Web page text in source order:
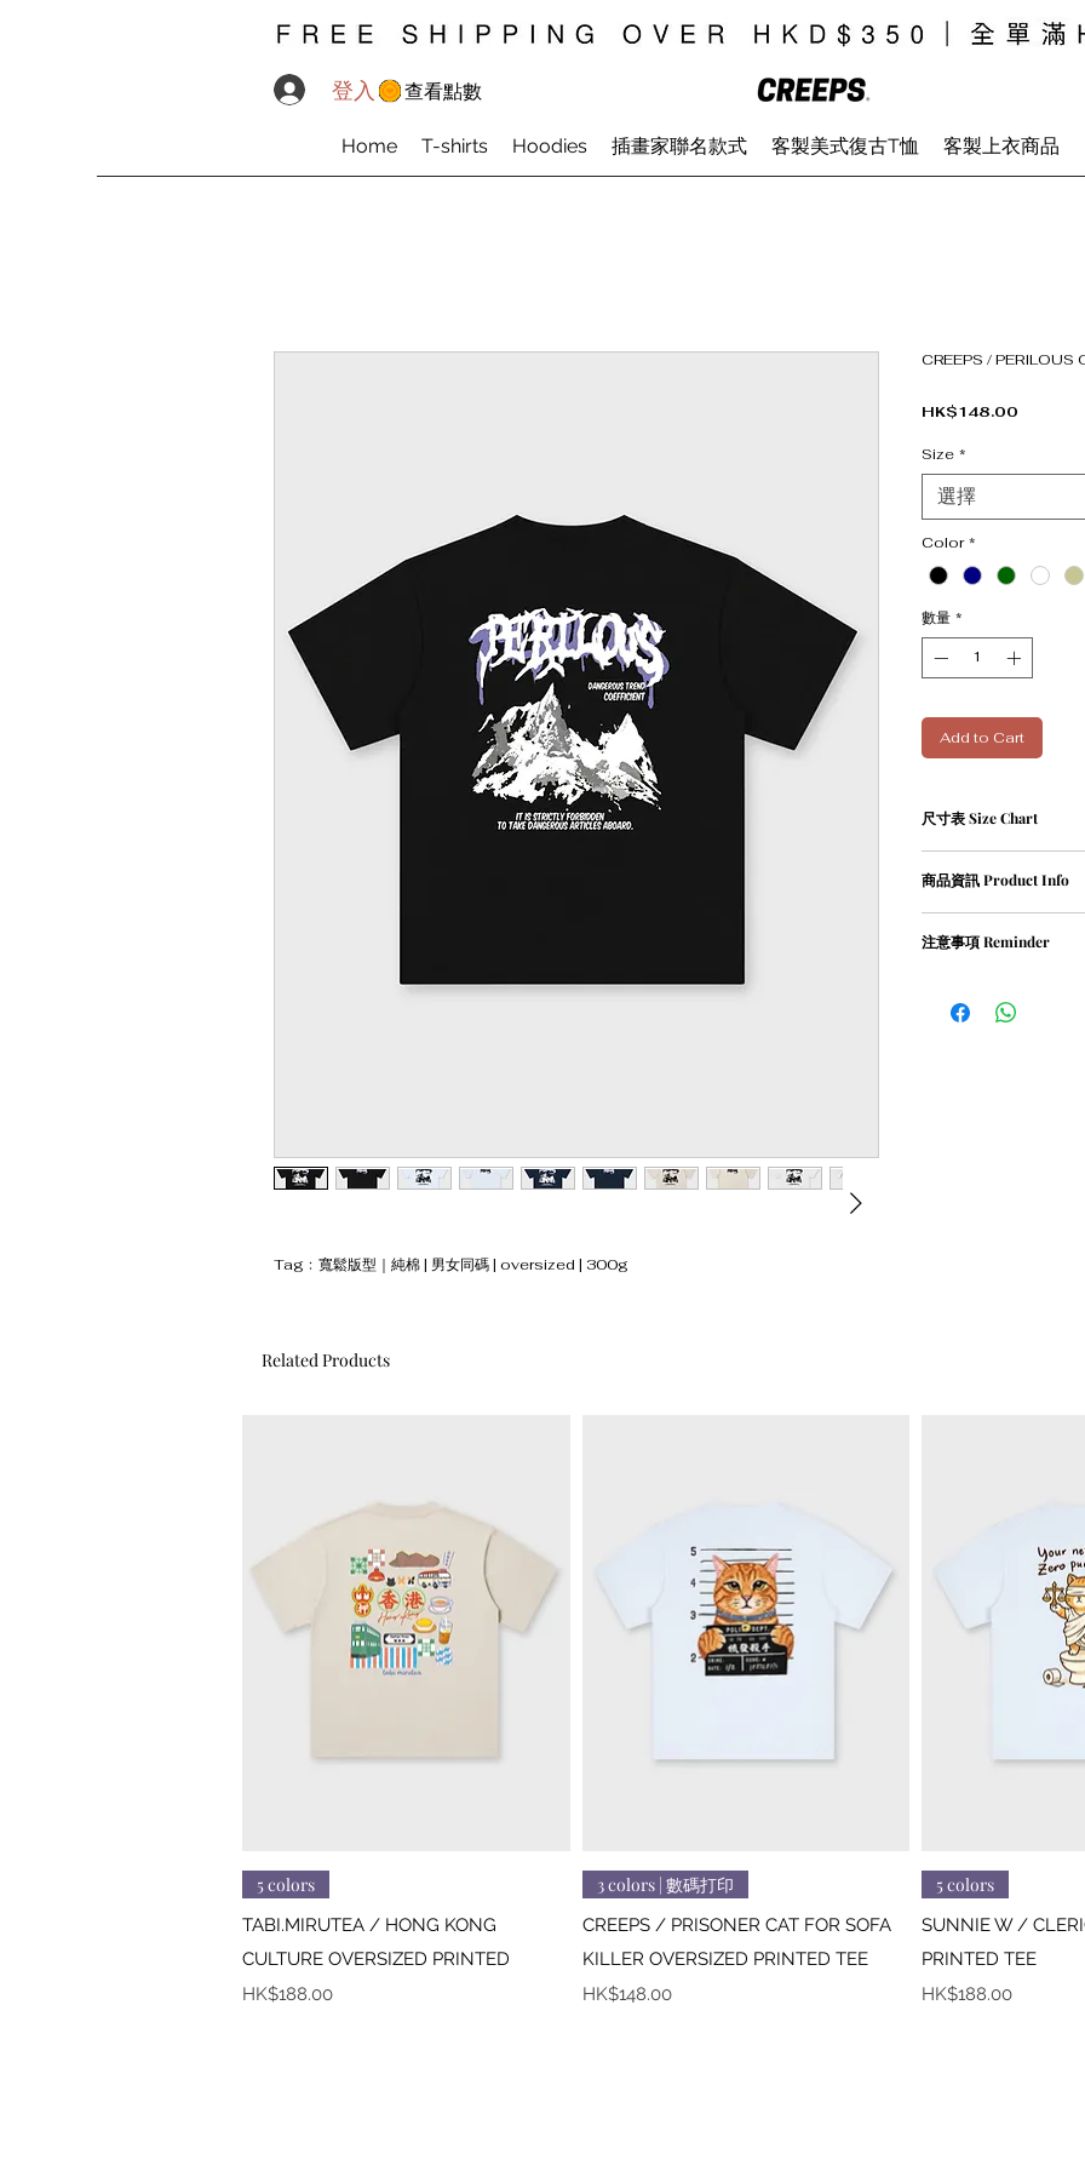
登入 查看點數
Home T-shirts Hoodies 插畫家聯名款式 客製美式復古T恤 客製上衣商品
Tag﹕寬鬆版型｜純棉 | 男女同碼 | oversized | 300g
CREEPS / PERILOUS
HK$148.00
Size *
選擇
Color *
數量 *
Add to Cart
尺寸表 Size Chart
XS碼﹕衣長 68 cm | 胸寬
L碼﹕衣長 76 cm | 胸寬
商品資訊 Product Info
② oversized
注意事項 Reminder
② 請勿乾衣, 否則會造成
Related Products
5 colors
TABI.MIRUTEA / HONG KONG
CULTURE OVERSIZED PRINTED
價格
HK$188.00
快速瀏覽
3 colors | 數碼打印
CREEPS / PRISONER CAT FOR SOFA
KILLER OVERSIZED PRINTED TEE
價格
HK$148.00
5 colors
SUNNIE W /
PRINTED TEE
價格
HK$188.00